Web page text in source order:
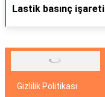
Lastik basınç işareti
Gizlilik Politikası